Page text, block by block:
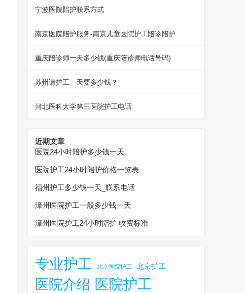
宁波医院陪护联系方式
南京医院陪护服务-南京儿童医院护工陪诊陪护
重庆陪诊师一天多少钱(重庆陪诊师电话号码)
苏州请护工一天要多少钱？
河北医科大学第三医院护工电话
近期文章
医院24小时陪护多少钱一天
医院护工24小时陪护价格一览表
福州护工多少钱一天_联系电话
漳州医院护工一般多少钱一天
漳州医院护工24小时陪护 收费标准
专业护工 北京医院护工 北京护工
医院介绍 医院护工